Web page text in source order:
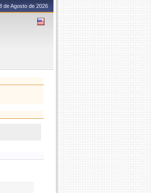
de Agosto de 2026